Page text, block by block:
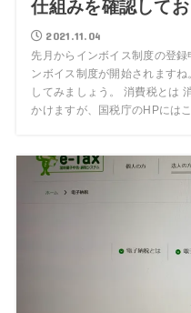
仕組みを確認してお
2021.11.04
先月からインボイス制度の登
ンボイス制度が開始されます
してみましょう。 消費税とは
かけますが、国税庁のHPにはこ